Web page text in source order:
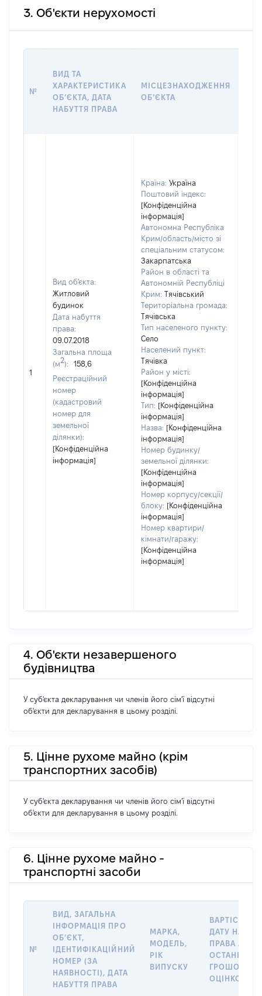
3. Об'єкти нерухомості
№
ВИД ТА
ХАРАКТЕРИСТИКА
ОБʼЄКТА, ДАТА
НАБУТТЯ ПРАВА
МІСЦЕЗНАХОДЖЕННЯ
ОБʼЄКТА
1
Вид об'єкта:
Житловий
будинок
Дата набуття
права:
09.07.2018
Загальна площа
(м2):
158,6
Реєстраційний
номер
(кадастровий
номер для
земельної
ділянки):
[Конфіденційна
інформація]
Країна: Україна
Поштовий індекс:
[Конфіденційна
інформація]
Автономна Республіка
Крим/область/місто зі
спеціальним статусом:
Закарпатська
Район в області та
Автономній Республіці
Крим: Тячівський
Територіальна громада:
Тячівська
Тип населеного пункту:
Село
Населений пункт:
Тячівка
Район у місті:
[Конфіденційна
інформація]
Тип: [Конфіденційна
інформація]
Назва: [Конфіденційна
інформація]
Номер будинку/
земельної ділянки:
[Конфіденційна
інформація]
Номер корпусу/секції/
блоку: [Конфіденційна
інформація]
Номер квартири/
кімнати/гаражу:
[Конфіденційна
інформація]
4. Об'єкти незавершеного
будівництва
У суб'єкта декларування чи членів його сім'ї відсутні
об'єкти для декларування в цьому розділі.
5. Цінне рухоме майно (крім
транспортних засобів)
У суб'єкта декларування чи членів його сім'ї відсутні
об'єкти для декларування в цьому розділі.
6. Цінне рухоме майно -
транспортні засоби
№
ВИД, ЗАГАЛЬНА
ІНФОРМАЦІЯ ПРО
ОБʼЄКТ,
ІДЕНТИФІКАЦІЙНИЙ
НОМЕР (ЗА
НАЯВНОСТІ), ДАТА
НАБУТТЯ ПРАВА
МАРКА,
МОДЕЛЬ,
РІК
ВИПУСКУ
ВАРТІСТЬ НА
ДАТУ
ПРАВА АБО
ГРОШОВОЮ
ОЦІНКОЮ,